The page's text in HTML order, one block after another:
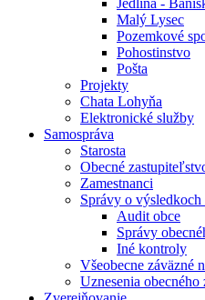
Jedlina -
Malý Lysec
Pozemkové
Pohostinstvo
Pošta
Projekty
Chata Lohyňa
Elektronické služby
Samospráva
Starosta
Obecné
Zamestnanci
Správy o
Audit obce
Správy
Iné kontroly
Všeobecne záväzné
Uznesenia obecného